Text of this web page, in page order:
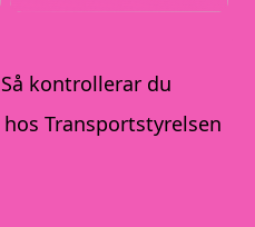
kontrollerar du
Transportstyrelsen